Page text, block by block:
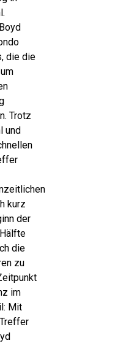
die die
Trotz
und
kurz
der
die
zu
im
Mit